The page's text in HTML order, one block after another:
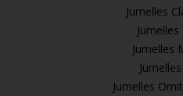
Jumelles
Jumelles
Jumelles